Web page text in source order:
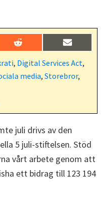
Dela
på
R
e
d
d
i
Dela
på
E
-
p
s
, Digital Services Act,
media, Storebror,
juli drivs av den
5 juli-stiftelsen. Stöd
vårt arbete genom att
ett bidrag till 123 194